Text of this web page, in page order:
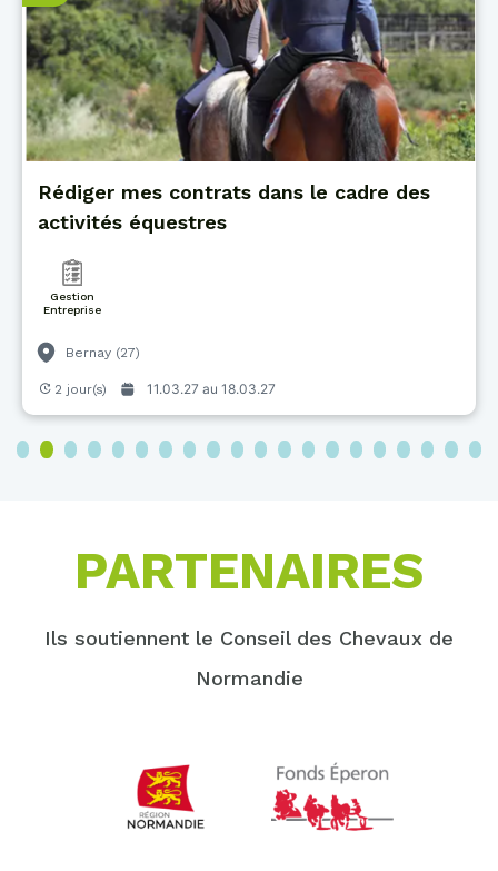
Rédiger mes contrats dans le cadre des
activités équestres
Gestion
Entreprise
Bernay (27)
2 jour(s) 11.03.27 au 18.03.27
3 4 5 6 7 8 9 10 11 12 13 14 15 16 17 18 19 20
PARTENAIRES
Ils soutiennent le Conseil des Chevaux de
Normandie